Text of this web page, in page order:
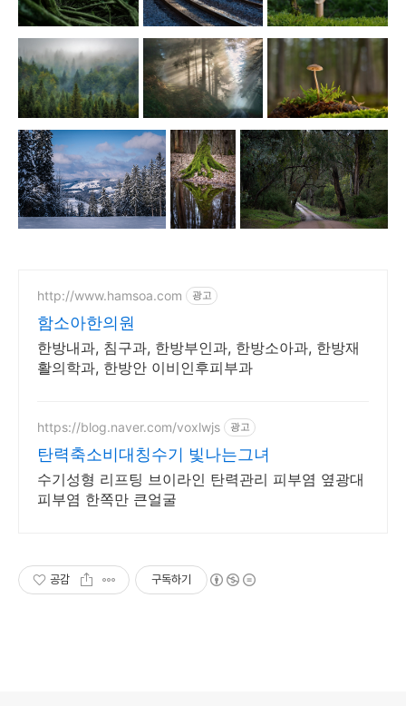
http://www.hamsoa.com 광고
함소아한의원
한방내과, 침구과, 한방부인과, 한방소아과, 한방재
활의학과, 한방안 이비인후피부과
https://blog.naver.com/voxlwjs 광고
탄력축소비대칭수기 빛나는그녀
수기성형 리프팅 브이라인 탄력관리 피부염 옆광대
피부염 한쪽만 큰얼굴
공감 구독하기